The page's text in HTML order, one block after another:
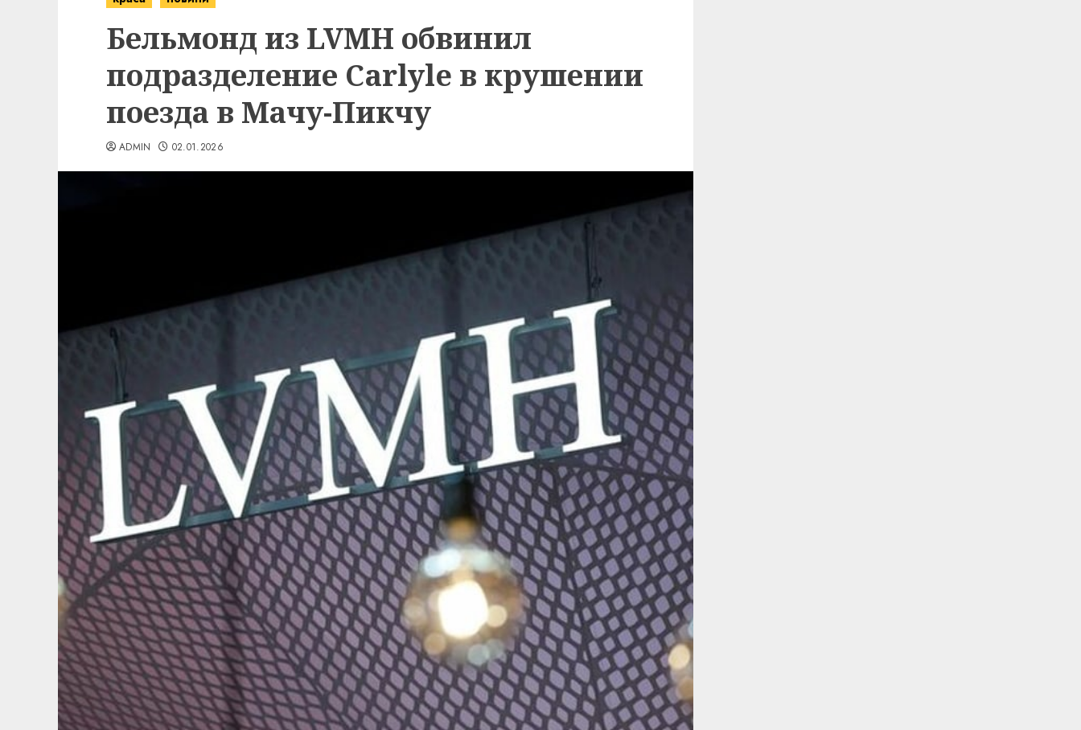
Бельмонд из LVMH обвинил
подразделение Carlyle в крушении
поезда в Мачу-Пикчу
ADMIN 02.01.2026